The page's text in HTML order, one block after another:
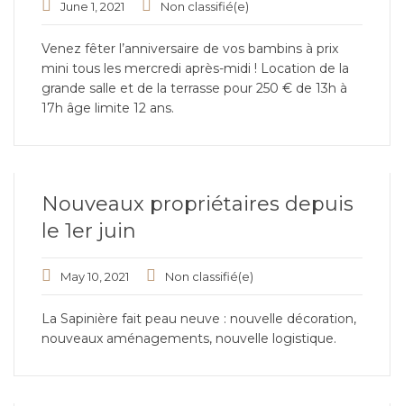
June 1, 2021 Non classifié(e)
Venez fêter l’anniversaire de vos bambins à prix
mini tous les mercredi après-midi ! Location de la
grande salle et de la terrasse pour 250 € de 13h à
17h âge limite 12 ans.
Nouveaux propriétaires depuis
le 1er juin
May 10, 2021 Non classifié(e)
La Sapinière fait peau neuve : nouvelle décoration,
nouveaux aménagements, nouvelle logistique.